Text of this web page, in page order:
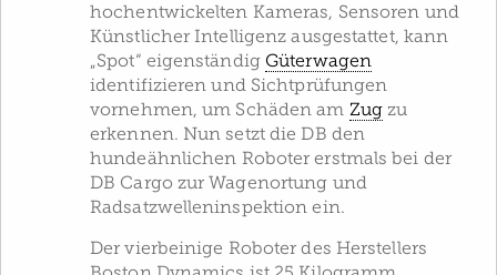
hochentwickelten Kameras, Sensoren und
Künstlicher Intelligenz ausgestattet, kann
„Spot“ eigenständig Güterwagen
identifizieren und Sichtprüfungen
vornehmen, um Schäden am Zugzu
erkennen. Nun setzt die DB den
hundeähnlichen Roboter erstmals bei der
DB Cargo zur Wagenortung und
Radsatzwelleninspektion ein.
Der vierbeinige Roboter des Herstellers